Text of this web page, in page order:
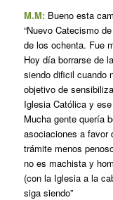
M.M:Bueno esta
“Nuevo Catecismo
de los ochenta. Fue
Hoy día borrarse de
siendo dificil cuando
objetivo de
Iglesia Católica y
Mucha gente quería
asociaciones a favor
trámite menos
no es machista y
(con la Iglesia a la
siga siendo”